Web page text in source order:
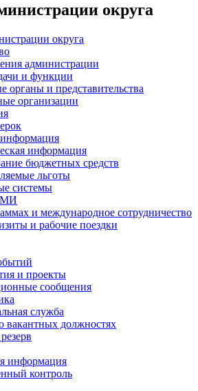
округа
округа
администрации
и функции
органы и представительства
организации
информация
информация
бюджетных средств
льготы
системы
и международное сотрудничество
и рабочие поездки
и проекты
сообщения
служба
вакантных должностях
информация
контроль